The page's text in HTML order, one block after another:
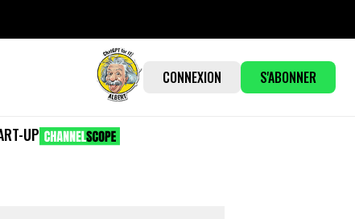
CONNEXION S'ABONNER
UP